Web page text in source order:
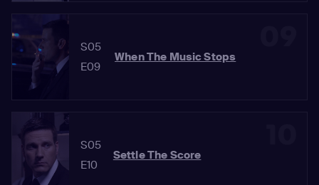
S05
E09
When The Music Stops
S05
E10
Settle The Score